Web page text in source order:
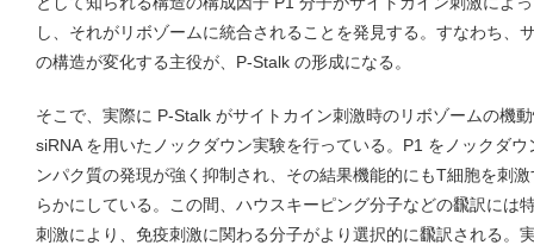
し、それがリボゾームに統合されることを発見する。すなわち、
の構造が変化する主役が、P-Stalk の形成になる。
そこで、実際に P-Stalk がサイトカイン刺激時のリボゾームの機
siRNA を用いたノックダウン実験を行っている。P1 をノックダ
ンパク質の発現が強く抑制され、その結果機能的にもT細胞を刺
らかにしている。この間、ハウスキーピング分子などの飜訳には
刺激により、免疫刺激に関わる分子がより選択的に飜訳される。